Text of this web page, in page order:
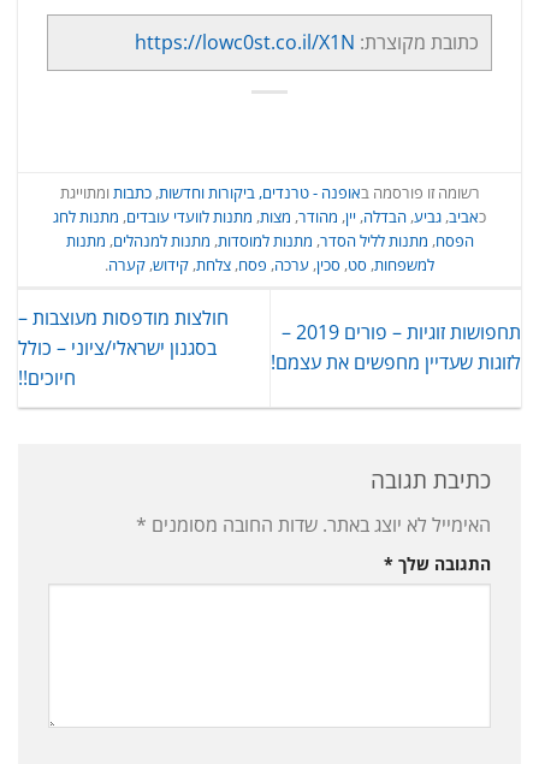
כתובת מקוצרת: https://lowc0st.co.il/X1N
רשומה זו פורסמה באופנה - טרנדים, ביקורות וחדשות,כתבותומתוייגת
כאביב, גביע, הבדלה, יין, מהודר, מצות, מתנות לוועדי עובדים, מתנות לחג
הפסח, מתנות לליל הסדר, מתנות למוסדות, מתנות למנהלים, מתנות
למשפחות, סט, סכין, ערכה, פסח, צלחת, קידוש, קערה.
תחפושות זוגיות – פורים 2019 –
לזוגות שעדיין מחפשים את עצמם!
חולצות מודפסות מעוצבות –
בסגנון ישראלי/ציוני – כולל
חיוכים!!
כתיבת תגובה
האימייל לא יוצג באתר. שדות החובה מסומנים *
התגובה שלך *